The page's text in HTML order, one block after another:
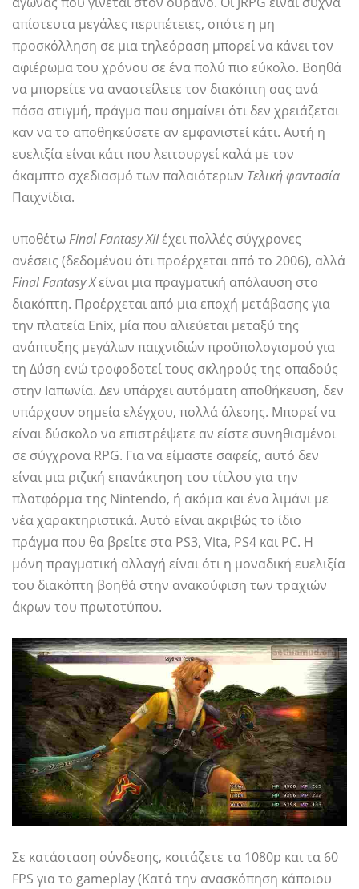
απίστευτα μεγάλες περιπέτειες, οπότε η μη
προσκόλληση σε μια τηλεόραση μπορεί να κάνει τον
αφιέρωμα του χρόνου σε ένα πολύ πιο εύκολο. Βοηθά
να μπορείτε να αναστείλετε τον διακόπτη σας ανά
πάσα στιγμή, πράγμα που σημαίνει ότι δεν χρειάζεται
καν να το αποθηκεύσετε αν εμφανιστεί κάτι. Αυτή η
ευελιξία είναι κάτι που λειτουργεί καλά με τον
άκαμπτο σχεδιασμό των παλαιότερων Τελική φαντασία
Παιχνίδια.
υποθέτωFinal Fantasy XIIέχει πολλές σύγχρονες
ανέσεις (δεδομένου ότι προέρχεται από το 2006), αλλά
Final Fantasy Xείναι μια πραγματική απόλαυση στο
διακόπτη. Προέρχεται από μια εποχή μετάβασης για
την πλατεία Enix, μία που αλιεύεται μεταξύ της
ανάπτυξης μεγάλων παιχνιδιών προϋπολογισμού για
τη Δύση ενώ τροφοδοτεί τους σκληρούς της οπαδούς
στην Ιαπωνία. Δεν υπάρχει αυτόματη αποθήκευση, δεν
υπάρχουν σημεία ελέγχου, πολλά άλεσης. Μπορεί να
είναι δύσκολο να επιστρέψετε αν είστε συνηθισμένοι
σε σύγχρονα RPG. Για να είμαστε σαφείς, αυτό δεν
είναι μια ριζική επανάκτηση του τίτλου για την
πλατφόρμα της Nintendo, ή ακόμα και ένα λιμάνι με
νέα χαρακτηριστικά. Αυτό είναι ακριβώς το ίδιο
πράγμα που θα βρείτε στα PS3, Vita, PS4 και PC. Η
μόνη πραγματική αλλαγή είναι ότι η μοναδική ευελιξία
του διακόπτη βοηθά στην ανακούφιση των τραχιών
άκρων του πρωτοτύπου.
Σε κατάσταση σύνδεσης, κοιτάζετε τα 1080p και τα 60
FPS για το gameplay (Κατά την ανασκόπηση κάποιου